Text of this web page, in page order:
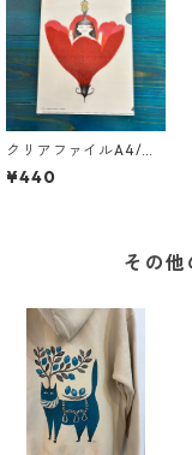
クリアファイルA4/生
まりたる日おめでとう
¥440
その他